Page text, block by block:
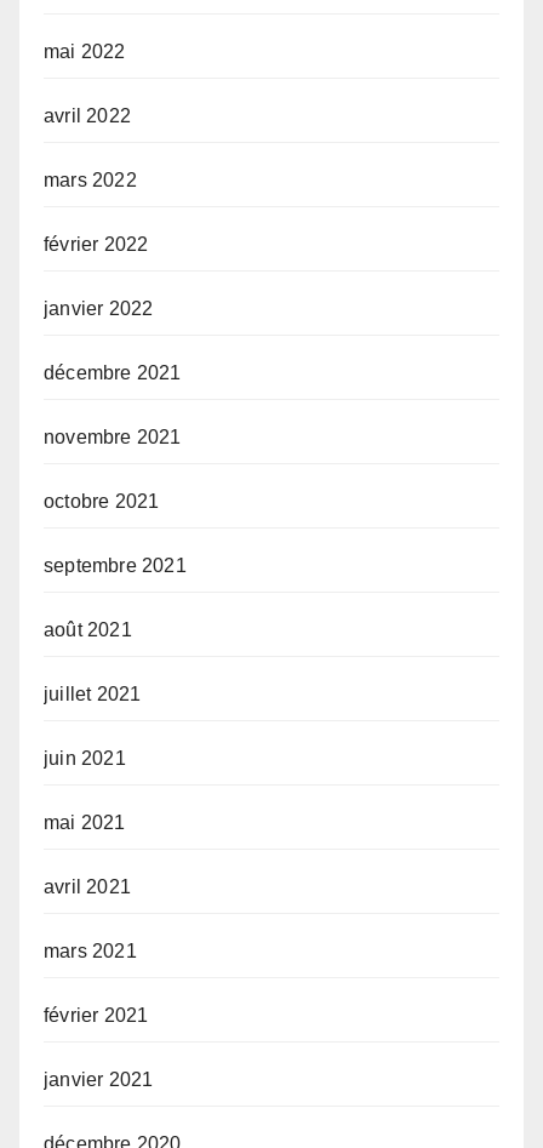
mai 2022
avril 2022
mars 2022
février 2022
janvier 2022
décembre 2021
novembre 2021
octobre 2021
septembre 2021
août 2021
juillet 2021
juin 2021
mai 2021
avril 2021
mars 2021
février 2021
janvier 2021